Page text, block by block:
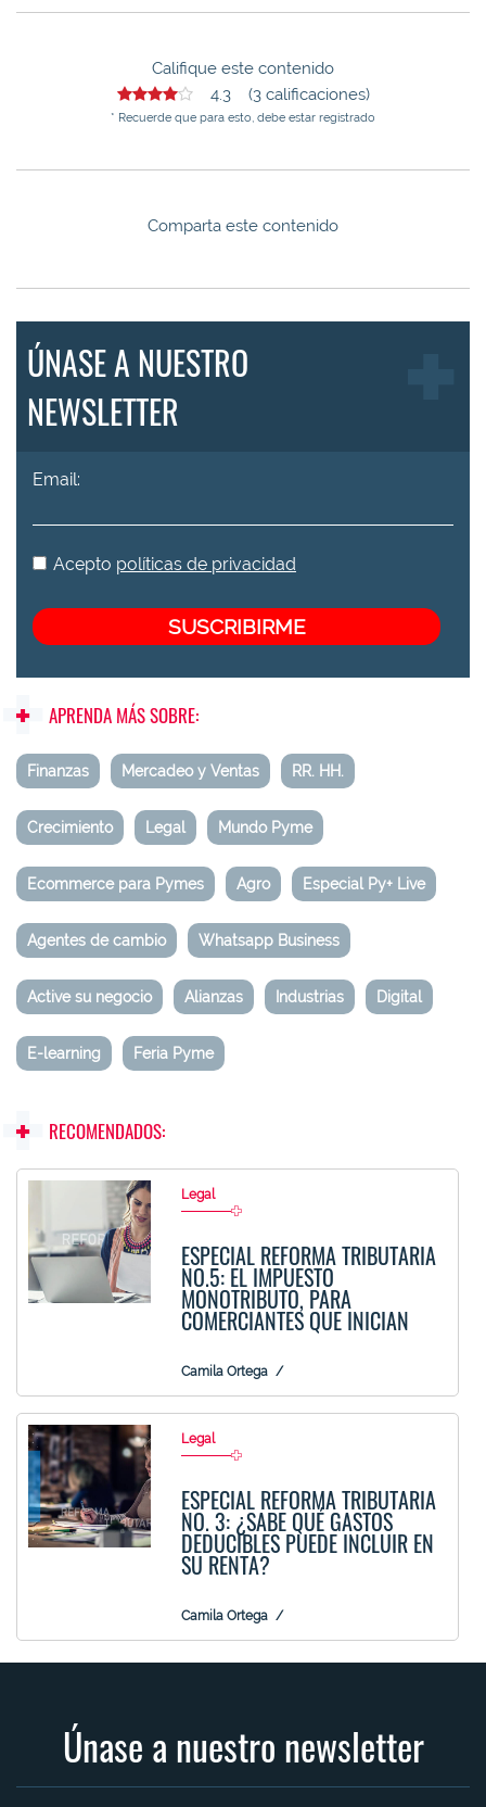
Califique este contenido
4.3 (3 calificaciones)
* Recuerde que para esto, debe estar registrado
Comparta este contenido
ÚNASE A NUESTRO
NEWSLETTER
Email:
Acepto políticas de privacidad
APRENDA MÁS SOBRE:
Finanzas Mercadeo y Ventas RR. HH.
Crecimiento Legal Mundo Pyme
Ecommerce para Pymes Agro Especial Py+ Live
Agentes de cambio Whatsapp Business
Active su negocio Alianzas Industrias Digital
E-learning Feria Pyme
RECOMENDADOS:
Legal
ESPECIAL REFORMA TRIBUTARIA
NO.5: EL IMPUESTO
MONOTRIBUTO, PARA
COMERCIANTES QUE INICIAN
Camila Ortega
Legal
ESPECIAL REFORMA TRIBUTARIA
NO. 3: ¿SABE QUÉ GASTOS
DEDUCIBLES PUEDE INCLUIR EN
SU RENTA?
Camila Ortega
Únase a nuestro newsletter